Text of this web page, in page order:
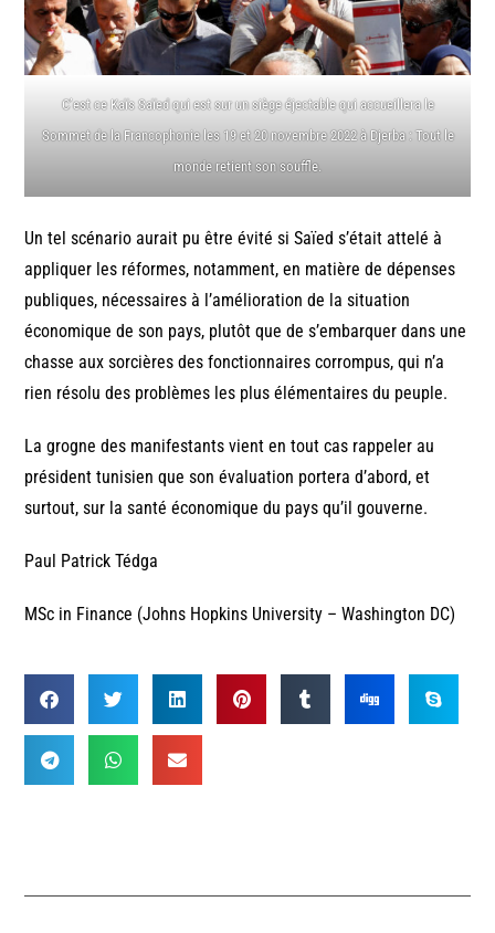
C’est ce Kaïs Saïed qui est sur un siège éjectable qui accueillera le
Sommet de la Francophonie les 19 et 20 novembre 2022 à Djerba : Tout le
monde retient son souffle.
Un tel scénario aurait pu être évité si Saïed s’était attelé à
appliquer les réformes, notamment, en matière de dépenses
publiques, nécessaires à l’amélioration de la situation
économique de son pays, plutôt que de s’embarquer dans une
chasse aux sorcières des fonctionnaires corrompus, qui n’a
rien résolu des problèmes les plus élémentaires du peuple.
La grogne des manifestants vient en tout cas rappeler au
président tunisien que son évaluation portera d’abord, et
surtout, sur la santé économique du pays qu’il gouverne.
Paul Patrick Tédga
MSc in Finance (Johns Hopkins University – Washington DC)